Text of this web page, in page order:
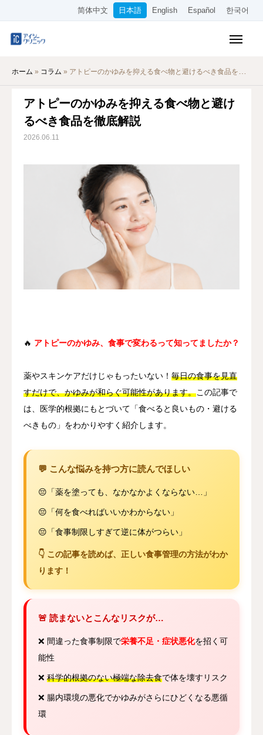
简体中文 日本語 English Español 한국어
ホーム » コラム » アトピーのかゆみを抑える食べ物と避けるべき食品を徹底解説
アトピーのかゆみを抑える食べ物と避け
るべき食品を徹底解説
2026.06.11
🔥 アトピーのかゆみ、食事で変わるって知ってましたか？
薬やスキンケアだけじゃもったいない！ 毎日の食事を見直
すだけで、かゆみが和らぐ可能性があります。この記事で
は、医学的根拠にもとづいて「食べると良いもの・避ける
べきもの」をわかりやすく紹介します。
💬 こんな悩みを持つ方に読んでほしい
😔「薬を塗っても、なかなかよくならない…」
😔「何を食べればいいかわからない」
😔「食事制限しすぎて逆に体がつらい」
👇 この記事を読めば、正しい食事管理の方法がわか
ります！
🚨 読まないとこんなリスクが…
❌ 間違った食事制限で栄養不足・症状悪化を招く可
能性
❌ 科学的根拠のない極端な除去食で体を壊すリスク
❌ 腸内環境の悪化でかゆみがさらにひどくなる悪循
環
料金表
オンライン診療
当院について
简体中文 日本語 English Español 한국어